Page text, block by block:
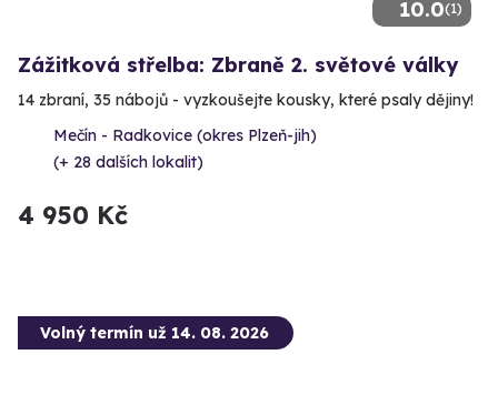
10.0(1)
Zážitková střelba: Zbraně 2. světové války
14 zbraní, 35 nábojů - vyzkoušejte kousky, které psaly dějiny!
Mečín - Radkovice (okres Plzeň-jih)
(+ 28 dalších lokalit)
4 950 Kč
Volný termín už 14. 08. 2026